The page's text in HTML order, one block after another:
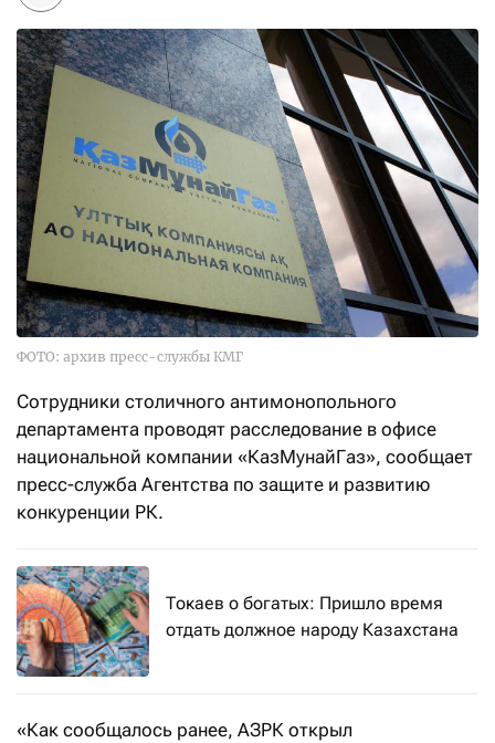
ФОТО: архив пресс-службы КМГ
Сотрудники столичного антимонопольного
департамента проводят расследование в офисе
национальной компании «КазМунайГаз», сообщает
пресс-служба Агентства по защите и развитию
конкуренции РК.
Токаев о богатых: Пришло время
отдать должное народу Казахстана
«Как сообщалось ранее, АЗРК открыл